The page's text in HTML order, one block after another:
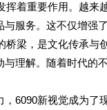
挥着重要作用。越
服务。这不仅增强
桥梁，是文化传承
理解。随着时代的
6090新视觉成为